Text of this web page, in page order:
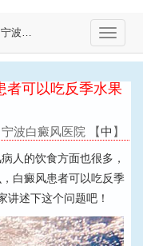
宁波白癜风医院
切
换
航
者可以吃反季水果
波白癜风医院 【中 】
的饮食方面也很多，
白癜风患者可以吃反季
讲述下这个问题吧！